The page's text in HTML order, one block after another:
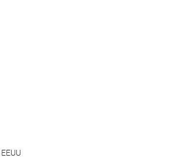
EEUU